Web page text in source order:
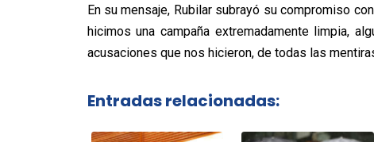
En su mensaje, Rubilar subrayó su compromiso
hicimos una campaña extremadamente limpia,
acusaciones que nos hicieron, de todas las
Entradas relacionadas: